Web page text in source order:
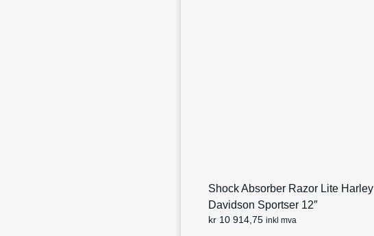
Shock Absorber Razor Lite Harley
Davidson Sportser 12″
kr 10 914,75 inkl mva